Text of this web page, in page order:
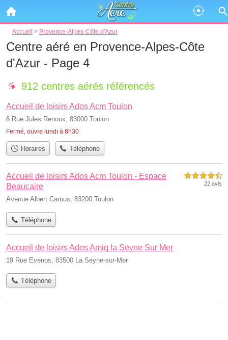
Accueil > Provence-Alpes-Côte d'Azur
Centre aéré en Provence-Alpes-Côte
d'Azur - Page 4
912 centres aérés référencés
Accueil de loisirs Ados Acm Toulon
6 Rue Jules Renoux, 83000 Toulon
Fermé, ouvre lundi à 8h30
Horaires Téléphone
Accueil de loisirs Ados Acm Toulon - Espace
Beaucaire
Avenue Albert Camus, 83200 Toulon
4,5 étoiles sur 5
22 avis
Téléphone
Accueil de loisirs Ados Amiq la Seyne Sur Mer
19 Rue Evenos, 83500 La Seyne-sur-Mer
Téléphone